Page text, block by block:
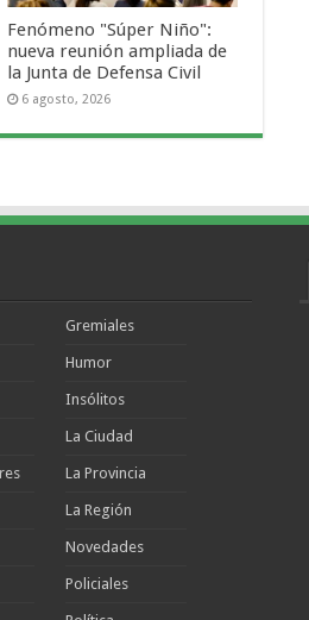
Fenómeno "Súper Niño":
nueva reunión ampliada de
la Junta de Defensa Civil
6 agosto, 2026
Gremiales
Humor
Insólitos
La Ciudad
La Provincia
La Región
Novedades
Policiales